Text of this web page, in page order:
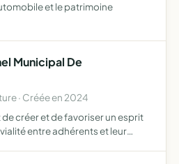
et le patrimoine
Municipal De
· Créée en 2024
créer et de favoriser un esprit
entre adhérents et leur